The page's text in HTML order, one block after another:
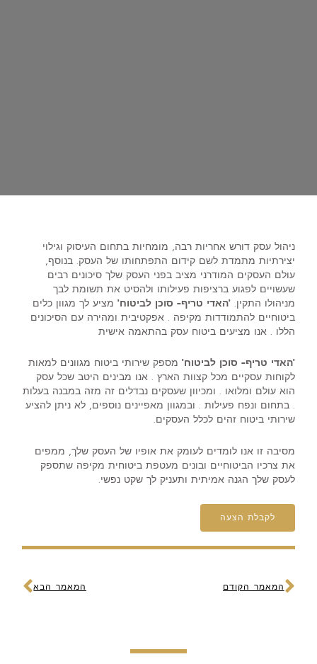
ניהול עסק דורש אחריות רבה, מומחיות בתחום העיסוק וגילוי
יצירתיות מתמדת לשם קידום התפתחותו של העסק. בנוסף,
עולם העסקים המודרני מציב בפני העסק שלך סיכונים רבים
שעשויים לפגוע ברציפות פעילותו ולהסיט את תשומת לבך
מניהולו התקין.'האדי טריף- סוכן לביטוח' מציע לך מגוון כלים
ביטוחיים להתמודדות מקיפה . אפקטיבית ומהירה עם הסיכונים
הללו . אנו מציעים ביטוח עסק בהתאמה אישית
'האדי טריף- סוכן לביטוח' מספק שירותי ביטוח מגוונים למאות
לקוחות עסקיים מכל קצוות הארץ . אנו מבינים היטב שכל עסק
הוא עולם ומלואו . ומכיוון שעסקים נבדלים זה מזה במבנה בעלות
. בתחום ונפח פעילות . ובמגוון מאפיינים נוספים, לא ניתן להציע
שירותי ביטוח זהים לכלל העסקים.
מסיבה זו אנו לומדים לעומק את אופיו של העסק שלך, ממפים
את צרכיו הביטוחיים ובונים מעטפת ביטוחית מקיפה שתספק
לעסק שלך הגנה אמיתית ותעניק לך שקט נפשי.
לקבלת הצעה
המאמר הקודם המאמר הבא